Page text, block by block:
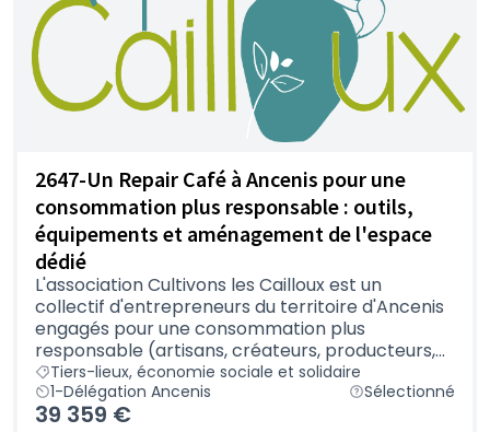
2647-Un Repair Café à Ancenis pour une
consommation plus responsable : outils,
équipements et aménagement de l'espace
dédié
L'association Cultivons les Cailloux est un
collectif d'entrepreneurs du territoire d'Ancenis
engagés pour une consommation plus
responsable (artisans, créateurs, producteurs,...
Tiers-lieux, économie sociale et solidaire
1-Délégation Ancenis
Sélectionné
39 359 €